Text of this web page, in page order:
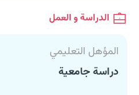
الدراسة و العمل
المؤهل التعليمي
دراسة جامعية